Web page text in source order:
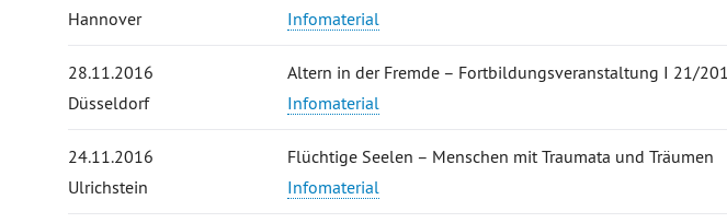
Hannover
Infomaterial
28.11.2016
Düsseldorf
Altern in der Fremde – Fortbildungsveranstaltung I 21/
Infomaterial
24.11.2016
Ulrichstein
Flüchtige Seelen – Menschen mit Traumata und Träumen
Infomaterial